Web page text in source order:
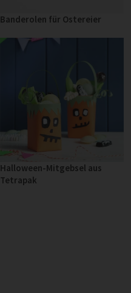
Banderolen für Ostereier
Halloween-Mitgebsel aus
Tetrapak